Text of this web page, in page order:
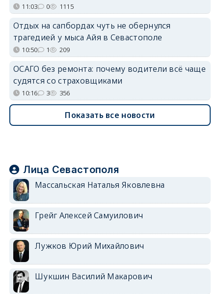
11:03 0 1115
Отдых на сапбордах чуть не обернулся
трагедией у мыса Айя в Севастополе
10:50 1 209
ОСАГО без ремонта: почему водители всё чаще
судятся со страховщиками
10:16 3 356
Показать все новости
Лица Севастополя
Массальская Наталья Яковлевна
Грейг Алексей Самуилович
Лужков Юрий Михайлович
Шукшин Василий Макарович